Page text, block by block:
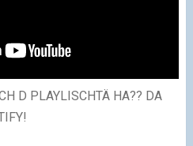
D PLAYLISCHTÄ HA?? DA